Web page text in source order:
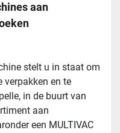
aan
stelt u in staat om
verpakken en te
in de buurt van
aan
een MULTIVAC